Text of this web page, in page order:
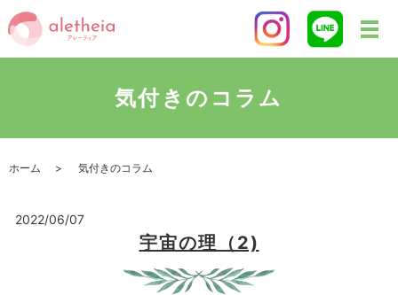
気付きのコラム
ホーム 気付きのコラム
2022/06/07
宇宙の理（2)